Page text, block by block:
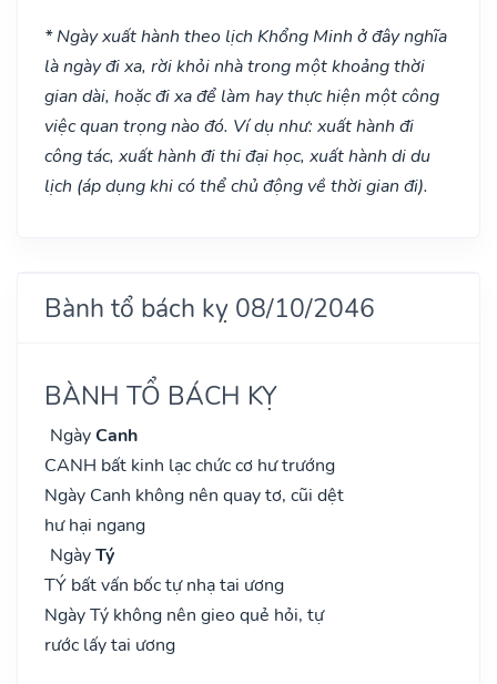
* Ngày xuất hành theo lịch Khổng Minh ở đây nghĩa
là ngày đi xa, rời khỏi nhà trong một khoảng thời
gian dài, hoặc đi xa để làm hay thực hiện một công
việc quan trọng nào đó. Ví dụ như: xuất hành đi
công tác, xuất hành đi thi đại học, xuất hành di du
lịch (áp dụng khi có thể chủ động về thời gian đi).
Bành tổ bách kỵ 08/10/2046
BÀNH TỔ BÁCH KỴ
NgàyCanh
CANH bất kinh lạc chức cơ hư trướng
Ngày Canh không nên quay tơ, cũi dệt
hư hại ngang
NgàyTý
TÝ bất vấn bốc tự nhạ tai ương
Ngày Tý không nên gieo quẻ hỏi, tự
rước lấy tai ương